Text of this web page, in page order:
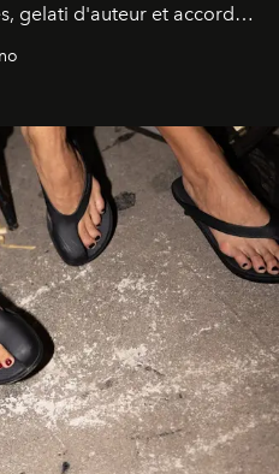
gelati d'auteur et accords